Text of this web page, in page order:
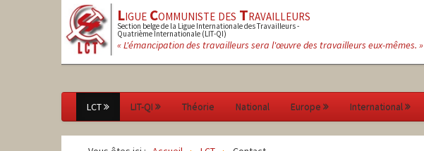
LigueCommuniste des Travailleurs
Section belge de la Ligue Internationale des Travailleurs -
Quatrième Internationale (LIT-QI)
« L'émancipation des travailleurs sera l'œuvre des travailleurs eux-mêmes. »
LCT LIT-QI Théorie National Europe International